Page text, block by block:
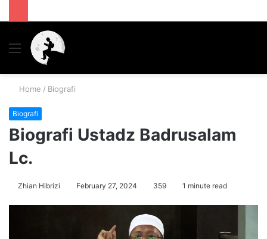
Menu
Home / Biografi
Biografi
Biografi Ustadz Badrusalam
Lc.
Zhian Hibrizi February 27, 2024 359 1 minute read